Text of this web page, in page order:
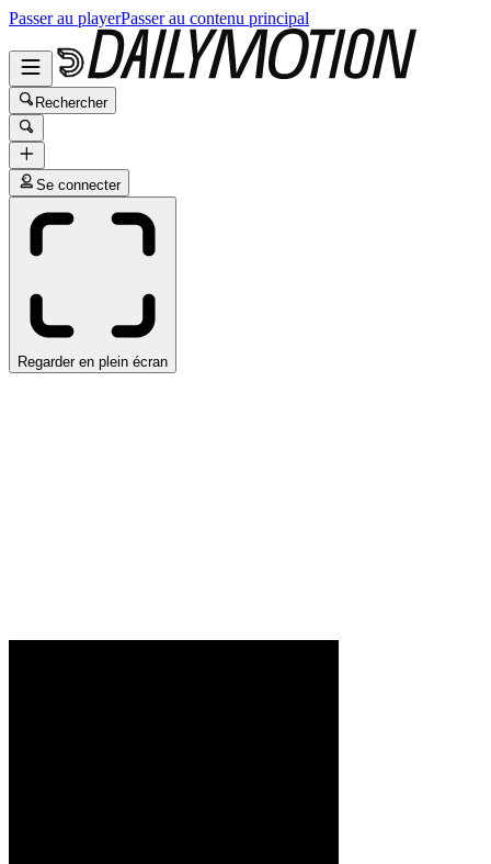
Passer au playerPasser au contenu principal
Rechercher
Se connecter
Regarder en plein écran